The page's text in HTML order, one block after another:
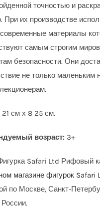
точностью и
При их производстве
материалы
самым строгим
безопасности. Они
не только маленьким
21 см х 8 25 см.
возраст: 3+
Safari Ltd Рифовый
магазине фигурок Safari
по Москве, Санкт-